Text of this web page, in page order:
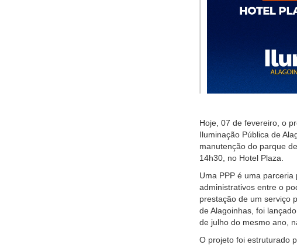
Hoje, 07 de fevereiro, o
Iluminação Pública de
manutenção do parque
14h30, no Hotel Plaza.
Uma PPP é uma
administrativos entre o
prestação de um serviço
de Alagoinhas, foi
de julho do mesmo ano,
O projeto foi estruturado